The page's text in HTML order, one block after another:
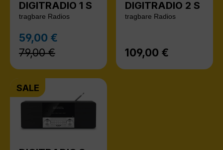
DIGITRADIO 1 S
tragbare Radios
Verkaufspreis:
59,00 €
79,00 €
DIGITRADIO 2 S
tragbare Radios
Regulärer Preis:
109,00 €
SALE